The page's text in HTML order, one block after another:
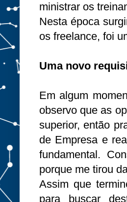
ministrar os
Nesta época
os freelance, foi
Uma novo
Em algum
observo que as
superior, então
de Empresa e
fundamental.
porque me tirou
Assim que
para buscar